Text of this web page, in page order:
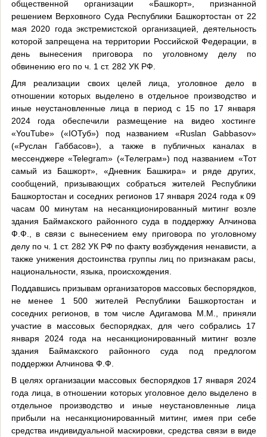
общественной организации «Башкорт», признанной
решением Верховного Суда Республики Башкортостан от 22
мая 2020 года экстремистской организацией, деятельность
которой запрещена на территории Российской Федерации, в
день вынесения приговора по уголовному делу по
обвинению его по ч. 1 ст. 282 УК РФ.
Для реализации своих целей лица, уголовное дело в
отношении которых выделено в отдельное производство и
иные неустановленные лица в период с 15 по 17 января
2024 года обеспечили размещение на видео хостинге
«YouTube» («ІОТуб») под названием «Ruslan Gabbasov»
(«Руслан Габбасов»), а также в публичных каналах в
мессенджере «Telegram» («Телеграм») под названием «Тот
самый из Башкорт», «Дневник Башкира» и ряде других,
сообщений, призывающих собраться жителей Республики
Башкортостан и соседних регионов 17 января 2024 года к 09
часам 00 минутам на несанкционированный митинг возле
здания Баймакского районного суда в поддержку Алчинова
Ф.Ф., в связи с вынесением ему приговора по уголовному
делу по ч. 1 ст. 282 УК РФ по факту возбуждения ненависти, а
также унижения достоинства группы лиц по признакам расы,
национальности, языка, происхождения.
Поддавшись призывам организаторов массовых беспорядков,
не менее 1 500 жителей Республики Башкортостан и
соседних регионов, в том числе Адигамова М.М., приняли
участие в массовых беспорядках, для чего собрались 17
января 2024 года на несанкционированный митинг возле
здания Баймакского районного суда под предлогом
поддержки Алчинова Ф.Ф.
В целях организации массовых беспорядков 17 января 2024
года лица, в отношении которых уголовное дело выделено в
отдельное производство и иные неустановленные лица
прибыли на несанкционированный митинг, имея при себе
средства индивидуальной маскировки, средства связи в виде